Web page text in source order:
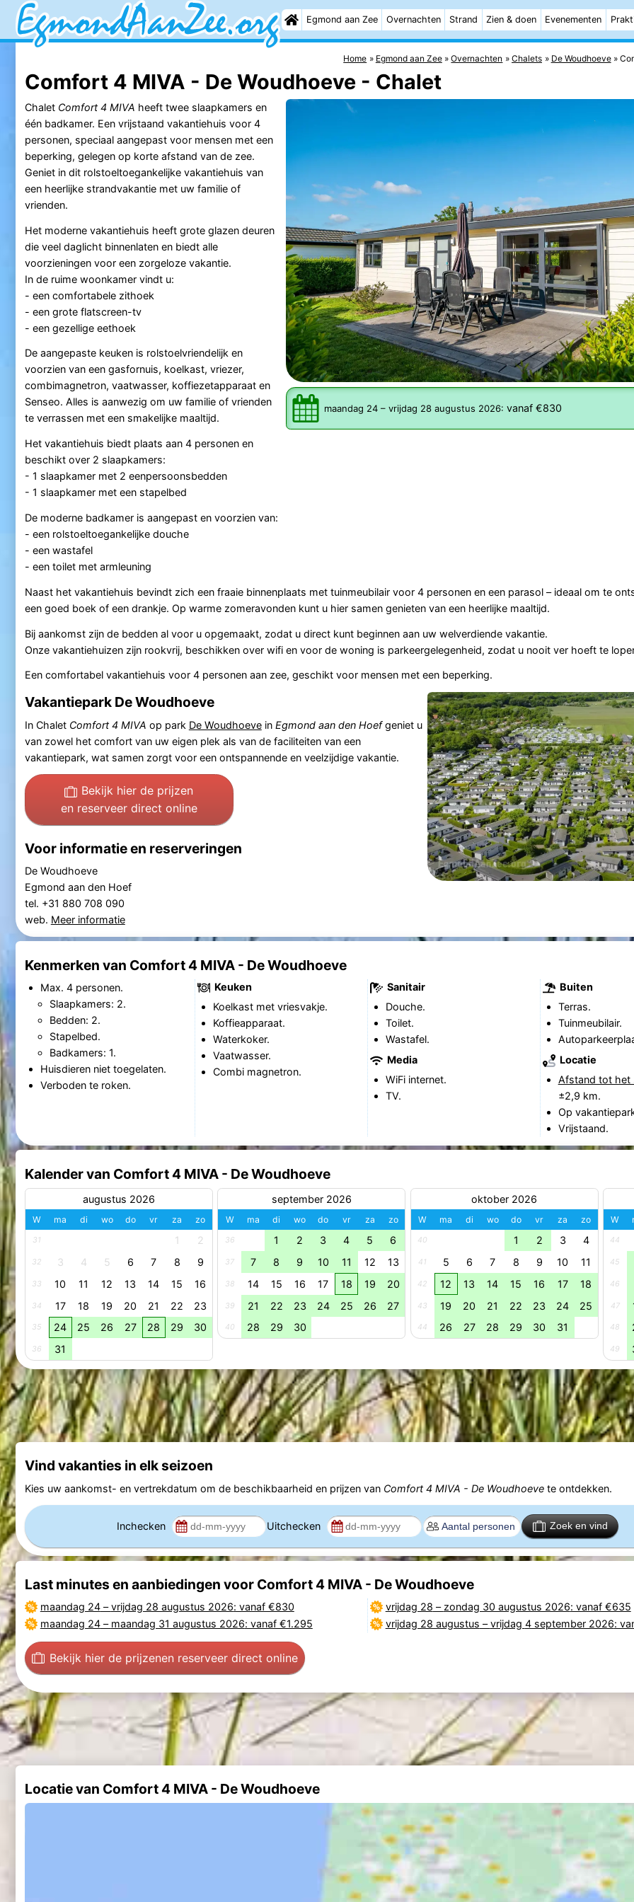
Egmond aan Zee Overnachten Strand Zien & doen Evenementen
Home Egmond aan Zee Overnachten Chalets De Woudhoeve
Comfort 4 MIVA - De Woudhoeve - Chalet
maandag 24– vrijdag 28 augustus 2026: vanaf €830
Chalet Comfort 4 MIVA heeft twee slaapkamers en
één badkamer. Een vrijstaand vakantiehuis voor 4
personen, speciaal aangepast voor mensen met een
beperking, gelegen op korte afstand van de zee.
Geniet in dit rolstoeltoegankelijke vakantiehuis van
een heerlijke strandvakantie met uw familie of
vrienden.
Het moderne vakantiehuis heeft grote glazen deuren
die veel daglicht binnenlaten en biedt alle
voorzieningen voor een zorgeloze vakantie.
In de ruime woonkamer vindt u:
- een comfortabele zithoek
- een grote flatscreen-tv
- een gezellige eethoek
De aangepaste keuken is rolstoelvriendelijk en
voorzien van een gasfornuis, koelkast, vriezer,
combimagnetron, vaatwasser, koffiezetapparaat en
Senseo. Alles is aanwezig om uw familie of vrienden
te verrassen met een smakelijke maaltijd.
Het vakantiehuis biedt plaats aan 4 personen en
beschikt over 2 slaapkamers:
- 1 slaapkamer met 2 eenpersoonsbedden
- 1 slaapkamer met een stapelbed
De moderne badkamer is aangepast en voorzien van:
- een rolstoeltoegankelijke douche
- een wastafel
- een toilet met armleuning
Naast het vakantiehuis bevindt zich een fraaie binnenplaats met tuinmeubilair voor 4 personen en een parasol – ideaal om te
een goed boek of een drankje. Op warme zomeravonden kunt u hier samen genieten van een heerlijke maaltijd.
Bij aankomst zijn de bedden al voor u opgemaakt, zodat u direct kunt beginnen aan uw welverdiende vakantie.
Onze vakantiehuizen zijn rookvrij, beschikken over wifi en voor de woning is parkeergelegenheid, zodat u nooit ver hoeft te
Een comfortabel vakantiehuis voor 4 personen aan zee, geschikt voor mensen met een beperking.
Vakantiepark De Woudhoeve
In Chalet Comfort 4 MIVA op park De Woudhoevein Egmond aan den Hoefgeniet u
van zowel het comfort van uw eigen plek als van de faciliteiten van een
vakantiepark, wat samen zorgt voor een ontspannende en veelzijdige vakantie.
Bekijk hier de prijzen
en reserveer direct online
Voor informatie en reserveringen
De Woudhoeve
Egmond aan den Hoef
tel. +31 880 708 090
web. Meer informatie
Kenmerken van Comfort 4 MIVA - De Woudhoeve
Max. 4 personen.
Slaapkamers: 2.
Bedden: 2.
Stapelbed.
Badkamers: 1.
Huisdieren niet toegelaten.
Verboden te roken.
Keuken
Koelkast met vriesvakje.
Koffieapparaat.
Waterkoker.
Vaatwasser.
Combi magnetron.
Sanitair
Douche.
Toilet.
Wastafel.
Media
WiFi internet.
TV.
Buiten
Terras.
Tuinmeubilair.
Locatie
Afstand tot het
±2,9 km.
Op
Vrijstaand.
Kalender van Comfort 4 MIVA - De Woudhoeve
augustus 2026
W ma di wo do vr za zo
31 1 2
32 3 4 5 6 7 8 9
33 10 11 12 13 14 15 16
34 17 18 19 20 21 22 23
35 24 25 26 27 28 29 30
36 31
september 2026
W ma di wo do vr za zo
36 1 2 3 4 5 6
37 7 8 9 10 11 12 13
38 14 15 16 17 18 19 20
39 21 22 23 24 25 26 27
40 28 29 30
oktober 2026
W ma di wo do vr za zo
40 1 2 3 4
41 5 6 7 8 9 10 11
42 12 13 14 15 16 17 18
43 19 20 21 22 23 24 25
44 26 27 28 29 30 31
W
44
45
46
47
48
49
Vind vakanties in elk seizoen
Kies uw aankomst- en vertrekdatum om de beschikbaarheid en prijzen van Comfort 4 MIVA - De Woudhoevete ontdekken.
Inchecken Uitchecken Zoek en vind
Last minutes en aanbiedingen voor Comfort 4 MIVA - De Woudhoeve
maandag 24–vrijdag 28 augustus 2026: vanaf €830
maandag 24– maandag 31 augustus 2026: vanaf €1.295
vrijdag 28 – zondag 30 augustus 2026: vanaf €635
vrijdag 28 augustus – vrijdag 4 september 2026:
Bekijk hier de prijzenen reserveer direct online
Locatie van Comfort 4 MIVA - De Woudhoeve